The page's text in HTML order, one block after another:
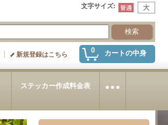
文字サイズ:
0 カートの中身
新規登録はこちら
ステッカー作成料金表